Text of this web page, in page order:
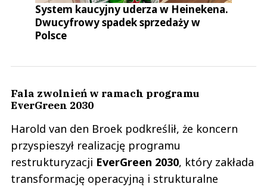
System kaucyjny uderza w Heinekena.
Dwucyfrowy spadek sprzedaży w
Polsce
Fala zwolnień w ramach programu
EverGreen 2030
Harold van den Broek podkreślił, że koncern
przyspieszył realizację programu
restrukturyzacji EverGreen 2030, który zakłada
transformację operacyjną i strukturalne